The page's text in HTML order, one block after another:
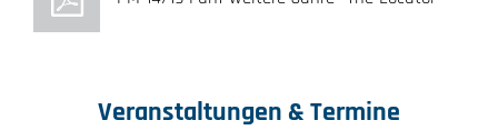
Veranstaltungen & Termine